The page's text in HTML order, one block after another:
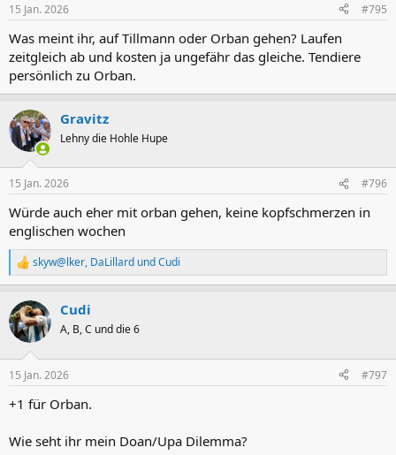
15 Jan. 2026 #795
Was meint ihr, auf Tillmann oder Orban gehen? Laufen
zeitgleich ab und kosten ja ungefähr das gleiche. Tendiere
persönlich zu Orban.
Gravitz
Lehny die Hohle Hupe
15 Jan. 2026 #796
Würde auch eher mit orban gehen, keine kopfschmerzen in
englischen wochen
R
e
k
t
i
e
:
skyw@lker, DaLillard undCudi
Cudi
A, B, C und die 6
15 Jan. 2026 #797
+1 für Orban.
Wie seht ihr mein Doan/Upa Dilemma?